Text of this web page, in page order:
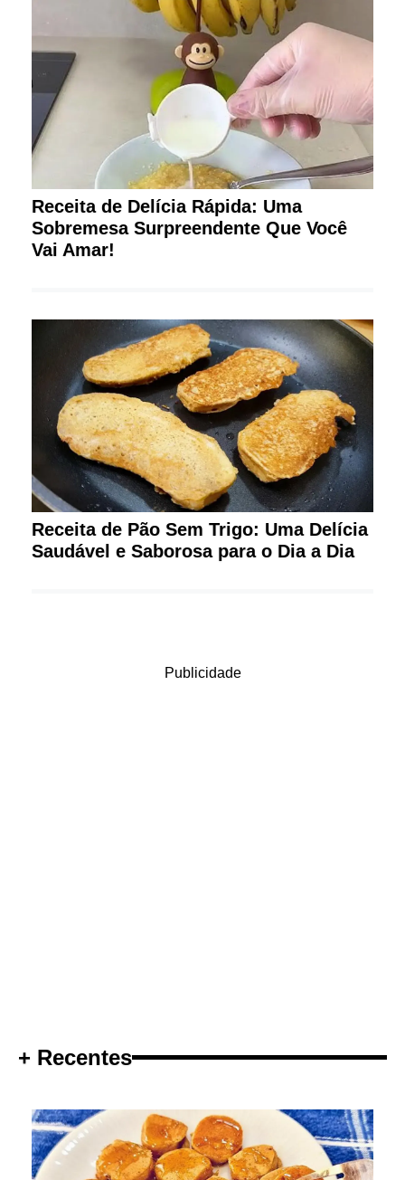
Receita de Delícia Rápida: Uma
Sobremesa Surpreendente Que Você
Vai Amar!
Receita de Pão Sem Trigo: Uma Delícia
Saudável e Saborosa para o Dia a Dia
Publicidade
+ Recentes